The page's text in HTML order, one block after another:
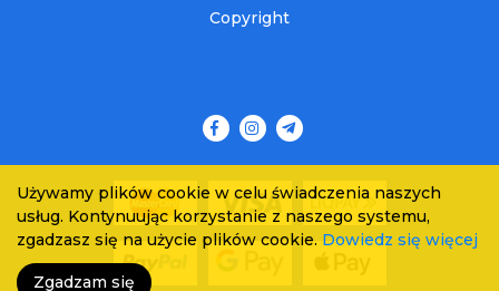
Copyright
Używamy plików cookie w celu świadczenia naszych
usług. Kontynuując korzystanie z naszego systemu,
zgadzasz się na użycie plików cookie. Dowiedz się więcej
Zgadzam się